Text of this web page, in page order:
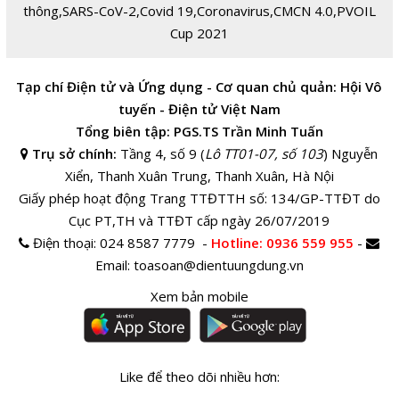
thông,SARS-CoV-2,Covid 19,Coronavirus,CMCN 4.0,PVOIL
Cup 2021
Tạp chí Điện tử và Ứng dụng - Cơ quan chủ quản: Hội Vô
tuyến - Điện tử Việt Nam
Tổng biên tập: PGS.TS Trần Minh Tuấn
Trụ sở chính: Tầng 4, số 9 (Lô TT01-07, số 103) Nguyễn
Xiển, Thanh Xuân Trung, Thanh Xuân, Hà Nội
Giấy phép hoạt động Trang TTĐTTH số: 134/GP-TTĐT do
Cục PT,TH và TTĐT cấp ngày 26/07/2019
Điện thoại:024 8587 7779 - Hotline: 0936 559 955 -
Email: toasoan@dientuungdung.vn
Xem bản mobile
Like để theo dõi nhiều hơn: